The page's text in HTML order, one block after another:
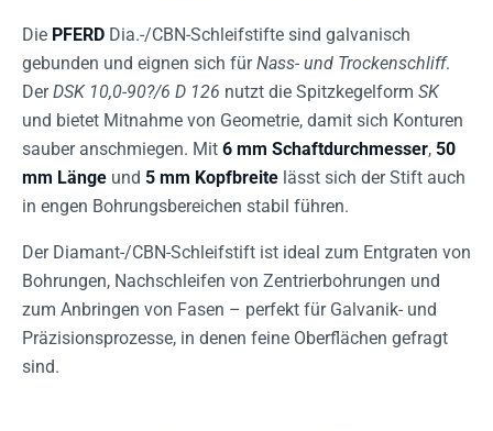
Die PFERD Dia.-/CBN-Schleifstifte sind galvanisch
gebunden und eignen sich fürNass- und Trockenschliff.
DerDSK 10,0-90?/6 D 126 nutzt die Spitzkegelform SK
und bietet Mitnahme von Geometrie, damit sich Konturen
sauber anschmiegen. Mit 6 mm Schaftdurchmesser, 50
mm Länge und 5 mm Kopfbreite lässt sich der Stift auch
in engen Bohrungsbereichen stabil führen.
Der Diamant-/CBN-Schleifstift ist ideal zum Entgraten von
Bohrungen, Nachschleifen von Zentrierbohrungen und
zum Anbringen von Fasen – perfekt für Galvanik- und
Präzisionsprozesse, in denen feine Oberflächen gefragt
sind.